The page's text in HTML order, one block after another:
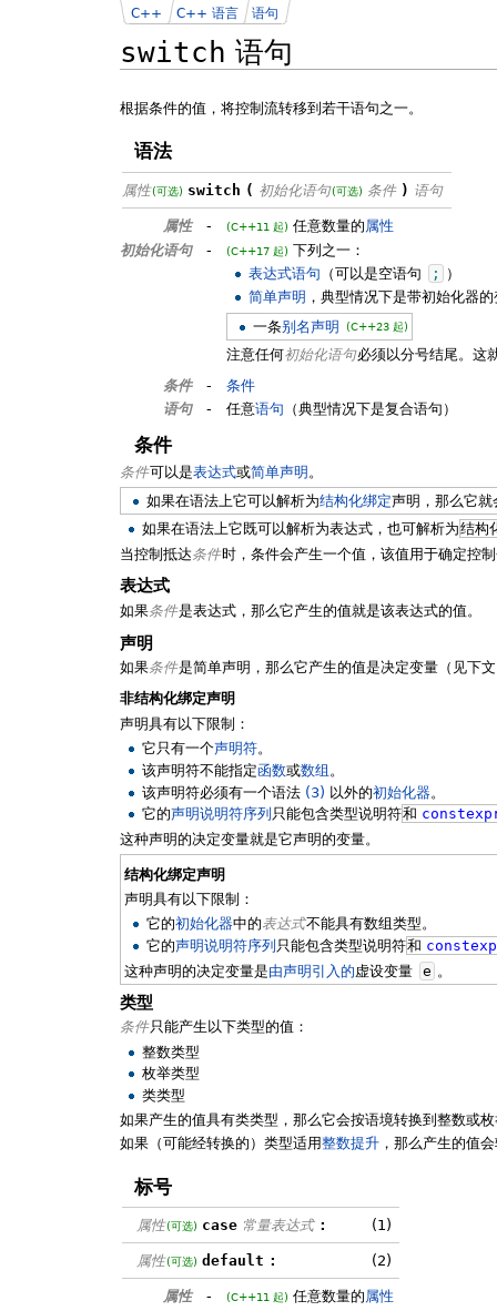
switch 语句
C++ C++ 语言 语句
根据条件的值，将控制流转移到若干语句之一。
语法
属性(可选) switch ( 初始化语句(可选) 条件 ) 语句
属性 - (C++11 起) 任意数量的 属性
初始化语句
- (C++17 起) 下列之一：
表达式语句 （可以是空语句 ;
）
简单声明 ，典型情况下是带初始化器
一条别名声明 (C++23 起)
注意任何初始化语句必须以分号结尾。这
条件
-
条件
语句
- 任意语句 （典型情况下是复合语句）
条件
条件可以是表达式或简单声明 。
如果在语法上它可以解析为结构化绑定声明，那么它
如果在语法上它既可以解析为表达式，也可解析为结构
当控制抵达条件时，条件会产生一个值，该值用于确定控
表达式
如果条件是表达式，那么它产生的值就是该表达式的值。
声明
如果条件是简单声明，那么它产生的值是决定变量（见下
非结构化绑定声明
声明具有以下限制：
它只有一个声明符。
该声明符不能指定函数或数组 。
该声明符必须有一个语法 (3) 以外的初始化器。
它的声明说明符序列 只能包含类型说明符和
这种声明的决定变量就是它声明的变量。
结构化绑定声明
声明具有以下限制：
它的初始化器中的表达式不能具有数组类型。
它的声明说明符序列 只能包含类型说明符和
这种声明的决定变量是由声明引入的虚设变量 e 。
类型
条件只能产生以下类型的值：
整数类型
枚举类型
类类型
如果产生的值具有类类型，那么它会按语境转换到整数或
如果（可能经转换的）类型适用整数提升 ，那么产生的值
标号
属性(可选) case 常量表达式 : (1)
属性(可选) default : (2)
属性 - (C++11 起) 任意数量的属性